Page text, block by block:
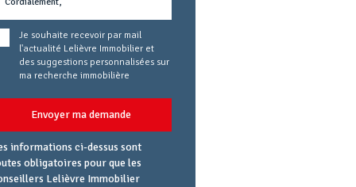
Je souhaite recevoir par mail
l'actualité Lelièvre Immobilier et
des suggestions personnalisées sur
ma recherche immobilière
Envoyer ma demande
informations ci-dessus sont
obligatoires pour que les
Lelièvre Immobilier